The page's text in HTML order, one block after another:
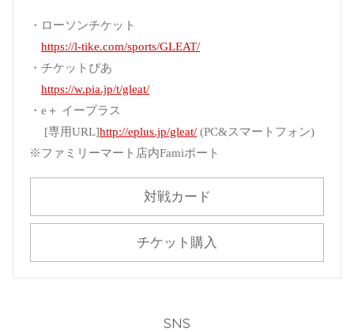
・ローソンチケット
https://l-tike.com/sports/GLEAT/
・チケットぴあ
https://w.pia.jp/t/gleat/
・e＋ イープラス
[専用URL]http://eplus.jp/gleat/ (PC&スマートフォン)
※ファミリーマート店内Famiポート
対戦カード
チケット購入
SNS